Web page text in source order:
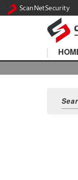
ScanNetSecurity